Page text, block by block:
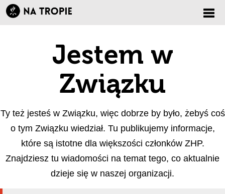
Jestem w
Związku
Ty też jesteś w Związku, więc dobrze by było, żebyś coś
o tym Związku wiedział. Tu publikujemy informacje,
które są istotne dla większości członków ZHP.
Znajdziesz tu wiadomości na temat tego, co aktualnie
dzieje się w naszej organizacji.